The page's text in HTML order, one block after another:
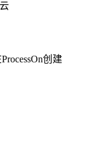
创建